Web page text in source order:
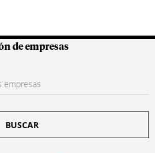
Colombianas
de empresas
BUSCAR